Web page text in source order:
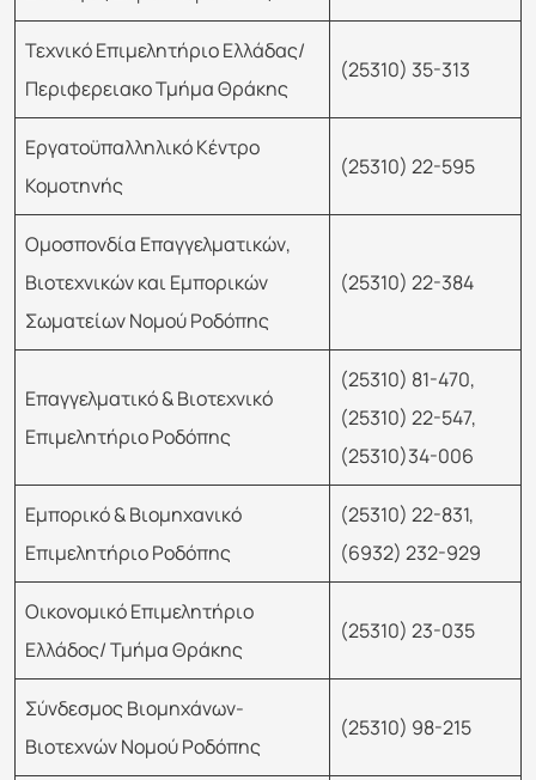
Τεχνικό Επιμελητήριο Ελλάδας/
Περιφερειακο Τμήμα Θράκης
(25310) 35-313
Εργατοϋπαλληλικό Κέντρο
Κομοτηνής
(25310) 22-595
Ομοσπονδία Επαγγελματικών,
Βιοτεχνικών και Εμπορικών
Σωματείων Νομού Ροδόπης
(25310) 22-384
Επαγγελματικό & Βιοτεχνικό
Επιμελητήριο Ροδόπης
(25310) 81-470,
(25310) 22-547,
(25310)34-006
Εμπορικό & Βιομηχανικό
Επιμελητήριο Ροδόπης
(25310) 22-831,
(6932) 232-929
Οικονομικό Επιμελητήριο
Ελλάδος/ Τμήμα Θράκης
(25310) 23-035
Σύνδεσμος Βιομηχάνων-
Βιοτεχνών Νομού Ροδόπης
(25310) 98-215